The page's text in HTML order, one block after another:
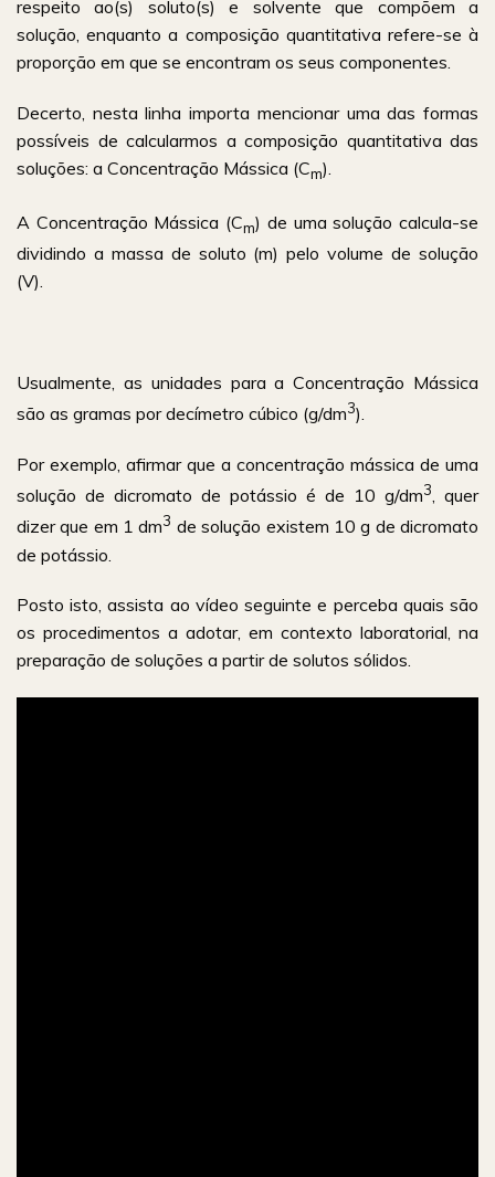
respeito ao(s) soluto(s) e solvente que compõem a
solução, enquanto a composição quantitativa refere-se à
proporção em que se encontram os seus componentes.
Decerto, nesta linha importa mencionar uma das formas
possíveis de calcularmos a composição quantitativa das
soluções: a Concentração Mássica (Cm).
A Concentração Mássica (Cm) de uma solução calcula-se
dividindo a massa de soluto (m) pelo volume de solução
(V).
Usualmente, as unidades para a Concentração Mássica
são as gramas por decímetro cúbico (g/dm3).
Por exemplo, afirmar que a concentração mássica de uma
solução de dicromato de potássio é de 10 g/dm3, quer
dizer que em 1 dm3 de solução existem 10 g de dicromato
de potássio.
Posto isto, assista ao vídeo seguinte e perceba quais são
os procedimentos a adotar, em contexto laboratorial, na
preparação de soluções a partir de solutos sólidos.